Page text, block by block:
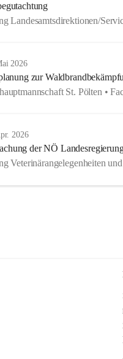
Landesamtsdirektionen/
2026
zur
St. Pölten •
2026
der NÖ
Veterinärangelegenheiten